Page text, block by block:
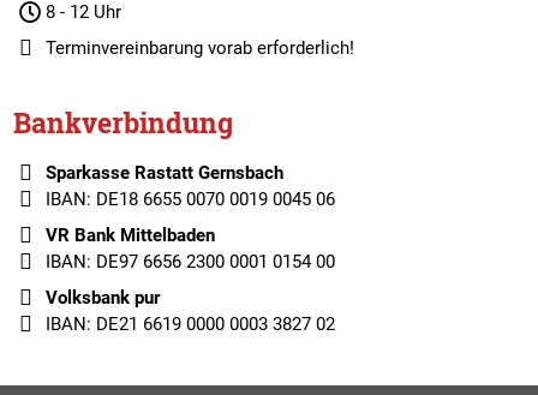
8 - 12 Uhr
Terminvereinbarungvorab erforderlich!
Bankverbindung
Sparkasse Rastatt Gernsbach
IBAN: DE18 6655 0070 0019 0045 06
VR Bank Mittelbaden
IBAN: DE97 6656 2300 0001 0154 00
Volksbank pur
IBAN: DE21 6619 0000 0003 3827 02